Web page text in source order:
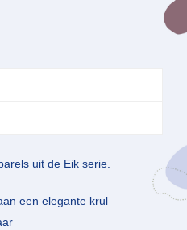
uit de Eik serie.
een elegante krul